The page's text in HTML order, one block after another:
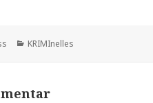
Kategorien
KRIMInelles